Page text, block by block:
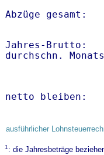
Abzüge
Jahres-
netto
ausführlicher
1: die Jahresbeträge